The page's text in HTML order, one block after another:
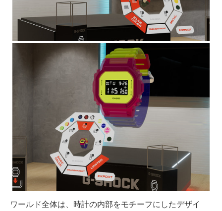
ワールド全体は、時計の内部をモチーフにしたデザイ